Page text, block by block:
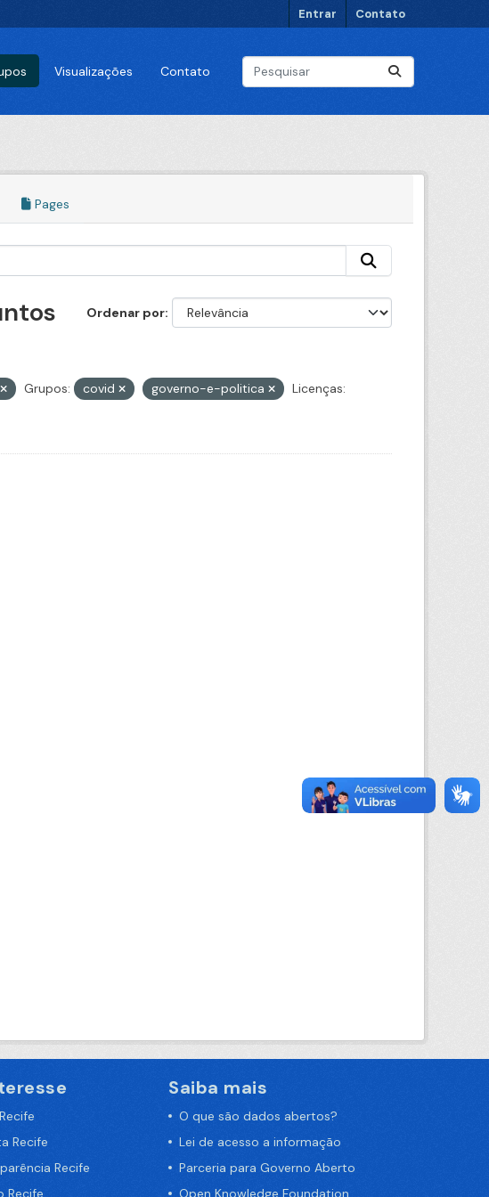
Entrar Contato
Visualizações Contato
Pages
Ordenar por
Grupos: covid governo-e-politica
Licenças:
Recife
Recife
Recife
Saiba mais
O que são dados abertos?
Lei de acesso a informação
Parceria para Governo Aberto
Open Knowledge Foundation